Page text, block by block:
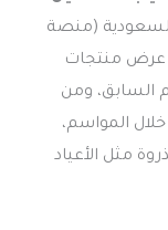
(منصة
عرض منتجات
السابق، ومن
المواسم،
مثل الأعياد